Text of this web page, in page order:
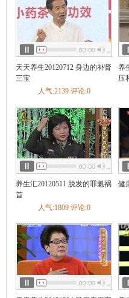
血
高血脂 心脏神
慢性心衰
心脏骤停
神经内
脑梗塞 头痛
瘫
三叉神经痛 失
消化科
胰腺炎反流性食管炎
急性
不良
酒精肝
内分泌
糖尿病 甲亢甲减
缓
甲状旁腺机能亢进
呼吸科
哮喘 肺炎 支气管
睡眠呼吸暂停综合症
急性支气管炎
血液科
白血病 贫血 血小
整形科
肾结石 膀胱癌 前
窄
肾下垂 男性生
痛经
普外科
乳腺纤维瘤 痔疮
骨折 腰椎间盘突出
手外
韧带损伤
踝部扭伤
天天养生20120712 身边的补肾
三宝
人气:2139 评论:0
养
压
养生汇20120511 脱发的罪魁祸
首
人气:1809 评论:0
健